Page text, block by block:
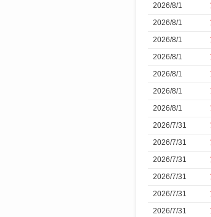
2026/8/1
2026/8/1
2026/8/1
2026/8/1
2026/8/1
2026/8/1
2026/8/1
2026/7/31
2026/7/31
2026/7/31
2026/7/31
2026/7/31
2026/7/31